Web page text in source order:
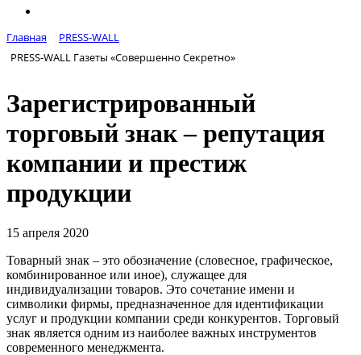
Главная
PRESS-WALL
PRESS-WALL Газеты «Совершенно Секретно»
Зарегистрированный
торговый знак – репутация
компании и престиж
продукции
15 апреля 2020
Товарный знак – это обозначение (словесное, графическое,
комбинированное или иное), служащее для
индивидуализации товаров. Это сочетание имени и
символики фирмы, предназначенное для идентификации
услуг и продукции компании среди конкурентов. Торговый
знак является одним из наиболее важных инструментов
современного менеджмента.